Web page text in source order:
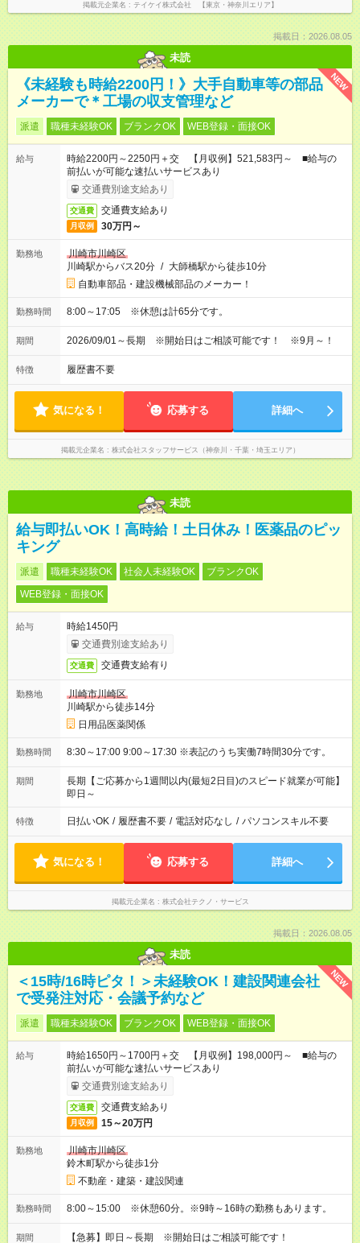
掲載元企業名 テイケイ株式会社 【東京・神奈川エリア】
掲載日：2026.08.05
未読
NEW
《未経験も時給2200円！》大手自動車等の部品
メーカーで＊工場の収支管理など
派遣 職種未経験OK ブランクOK WEB登録・面接OK
給与
時給2200円～2250円＋交 【月収例】521,583円～ ■給与の
前払いが可能な速払いサービスあり
交通費別途支給あり
交通費 交通費支給あり
月収例 30万円～
勤務地
川崎市川崎区
川崎駅からバス20分 / 大師橋駅から徒歩10分
自動車部品・建設機械部品のメーカー！
勤務時間 8:00～17:05 ※休憩は計65分です。
期間 2026/09/01～長期 ※開始日はご相談可能です！ ※9月～！
特徴 履歴書不要
気になる！ 応募する 詳細へ
掲載元企業名 株式会社スタッフサービス（神奈川・千葉・埼玉エリア）
未読
給与即払いOK！高時給！土日休み！医薬品のピッ
キング
派遣 職種未経験OK 社会人未経験OK
ブランクOK
WEB登録・面接OK
給与
時給1450円
交通費別途支給あり
交通費 交通費支給有り
勤務地
川崎市川崎区
川崎駅から徒歩14分
日用品医薬関係
勤務時間 8:30～17:00 9:00～17:30 ※表記のうち実働7時間30分です。
期間
長期【ご応募から1週間以内(最短2日目)のスピード就業が可能】
即日～
特徴 日払いOK / 履歴書不要 / 電話対応なし / パソコンスキル不要
気になる！ 応募する 詳細へ
掲載元企業名 株式会社テクノ・サービス
掲載日：2026.08.05
未読
NEW
＜15時/16時ピタ！＞未経験OK！建設関連会社
で受発注対応・会議予約など
派遣 職種未経験OK ブランクOK WEB登録・面接OK
給与
時給1650円～1700円＋交 【月収例】198,000円～ ■給与の
前払いが可能な速払いサービスあり
交通費別途支給あり
交通費 交通費支給あり
月収例 15～20万円
勤務地
川崎市川崎区
鈴木町駅から徒歩1分
不動産・建築・建設関連
勤務時間 8:00～15:00 ※休憩60分。※9時～16時の勤務もあります。
期間 【急募】即日～長期 ※開始日はご相談可能です！